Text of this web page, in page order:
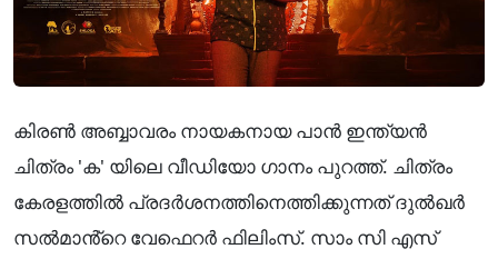
കിരൺ അബ്ബാവരം നായകനായ പാൻ ഇന്ത്യൻ
ചിത്രം 'ക' യിലെ വീഡിയോ ഗാനം പുറത്ത്. ചിത്രം
കേരളത്തിൽ പ്രദർശനത്തിനെത്തിക്കുന്നത് ദുൽഖർ
സൽമാൻ്റെ വേഫെറർ ഫിലിംസ്. സാം സി എസ്